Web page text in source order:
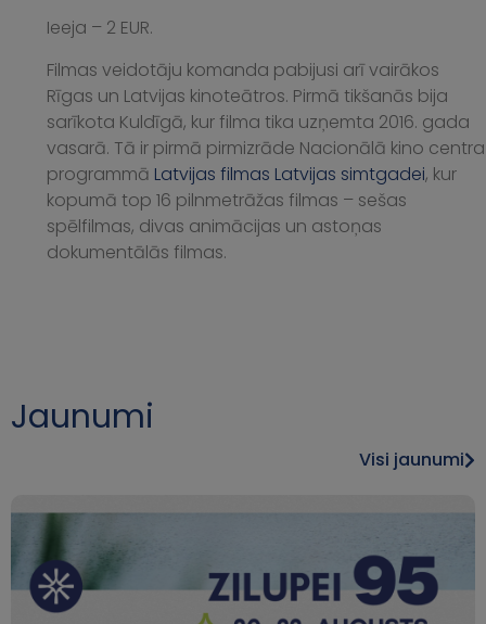
Ieeja – 2 EUR.
Filmas veidotāju komanda pabijusi arī vairākos
Rīgas un Latvijas kinoteātros. Pirmā tikšanās bija
sarīkota Kuldīgā, kur filma tika uzņemta 2016. gada
vasarā. Tā ir pirmā pirmizrāde Nacionālā kino centra
programmā Latvijas filmas Latvijas simtgadei, kur
kopumā top 16 pilnmetrāžas filmas – sešas
spēlfilmas, divas animācijas un astoņas
dokumentālās filmas.
Jaunumi
Visi jaunumi